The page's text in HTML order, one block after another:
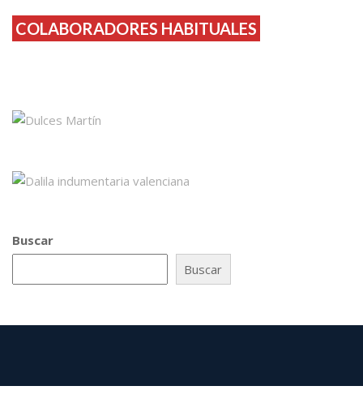
COLABORADORES HABITUALES
Buscar
Buscar